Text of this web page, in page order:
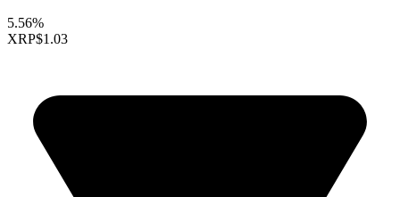
5.56%
XRP$1.03